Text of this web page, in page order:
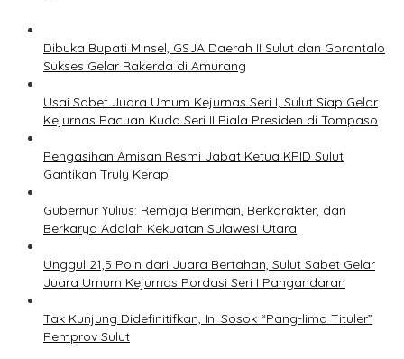
Dibuka Bupati Minsel, GSJA Daerah II Sulut dan Gorontalo
Sukses Gelar Rakerda di Amurang
Usai Sabet Juara Umum Kejurnas Seri I, Sulut Siap Gelar
Kejurnas Pacuan Kuda Seri II Piala Presiden di Tompaso
Pengasihan Amisan Resmi Jabat Ketua KPID Sulut
Gantikan Truly Kerap
Gubernur Yulius: Remaja Beriman, Berkarakter, dan
Berkarya Adalah Kekuatan Sulawesi Utara
Unggul 21,5 Poin dari Juara Bertahan, Sulut Sabet Gelar
Juara Umum Kejurnas Pordasi Seri I Pangandaran
Tak Kunjung Didefinitifkan, Ini Sosok “Pang-lima Tituler”
Pemprov Sulut